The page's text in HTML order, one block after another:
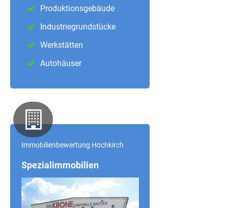
Produktionsgebäude
Industriegrundstücke
Werkstätten
Autohäuser
Immobilienbewertung Hochkirch
Spezialimmobilien